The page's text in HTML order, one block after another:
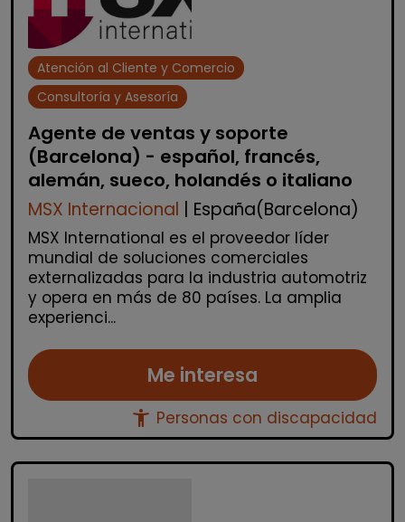
Atención al Cliente y Comercio
Consultoría y Asesoría
Agente de ventas y soporte
(Barcelona) - español, francés,
alemán, sueco, holandés o italiano
MSX Internacional | España(Barcelona)
MSX International es el proveedor líder
mundial de soluciones comerciales
externalizadas para la industria automotriz
y opera en más de 80 países. La amplia
experienci...
Me interesa
accessibility_new Personas con discapacidad